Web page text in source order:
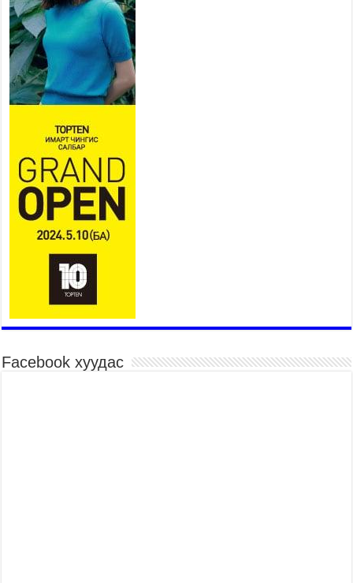
Тусгай замын автобус /BRT/
төслийн удирдах хорооны
ээлжит хуралдаан боллоо
2026 оны 7 сар 21 / 16 цаг 43 минут
Ерөнхий сайд Н.Учрал БНХАУ-аас Монгол Улсад
суугаа Элчин сайд Шэнь Миньжюанийг хүлээн
авч уулзав
2026 оны 7 сар 21 / 16 цаг 39 минут
БҮГД НАЙРАМДАХ ТАЖИКИСТАН УЛСТАЙ
ЭДИЙН ЗАСГИЙН ХАМТЫН АЖИЛЛАГААГ
ӨРГӨЖҮҮЛНЭ
2026 оны 7 сар 21 / 16 цаг 34 минут
26,992 суралцагч хотхоны бага сургуульд, 8100
суралцагч төрөлжсөн ахлах сургуульд
2026 оны 7 сар 21 / 13 цаг 43 минут
COP17 хурлын үеэрх замын хөдөлгөөн, нийтийн
тээврийн зохицуулалт, сургууль, цэцэрлэг, зах,
худалдааны төвийн ажиллах хуваарийг гаргаж,
иргэдэд мэдээлэхийг үүрэг болголоо
Гэр бүлийн хэрэг шүүхэд хянан шийдвэрлэх
Facebook хуудас